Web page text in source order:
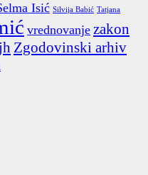
Isić Silvija Babić Tatjana
vrednovanje zakon
Zgodovinski arhiv